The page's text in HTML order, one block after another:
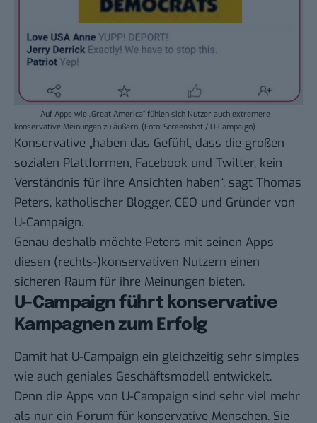
Auf Apps wie „Great America“ fühlen sich Nutzer auch extremere
konservative Meinungen zu äußern. (Foto: Screenshot / U-Campaign)
Konservative „haben das Gefühl, dass die großen
sozialen Plattformen, Facebook und Twitter, kein
Verständnis für ihre Ansichten haben“, sagt Thomas
Peters, katholischer Blogger, CEO und Gründer von
U-Campaign.
Genau deshalb möchte Peters mit seinen Apps
diesen (rechts-)konservativen Nutzern einen
sicheren Raum für ihre Meinungen bieten.
U-Campaign führt konservative
Kampagnen zum Erfolg
Damit hat U-Campaign ein gleichzeitig sehr simples
wie auch geniales Geschäftsmodell entwickelt.
Denn die Apps von U-Campaign sind sehr viel mehr
als nur ein Forum für konservative Menschen. Sie